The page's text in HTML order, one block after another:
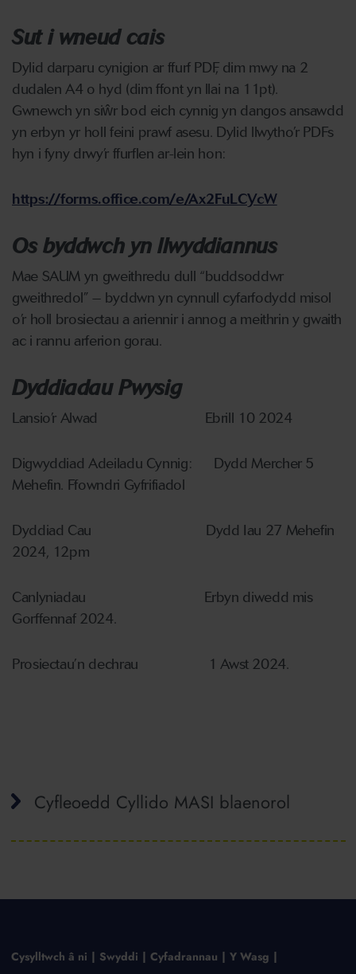
Sut i wneud cais
Dylid darparu cynigion ar ffurf PDF, dim mwy na 2
dudalen A4 o hyd (dim ffont yn llai na 11pt).
Gwnewch yn siŵr bod eich cynnig yn dangos ansawdd
yn erbyn yr holl feini prawf asesu. Dylid llwytho’r PDFs
hyn i fyny drwy’r ffurflen ar-lein hon:
https://forms.office.com/e/Ax2FuLCYcW
Os byddwch yn llwyddiannus
Mae SAUM yn gweithredu dull “buddsoddwr
gweithredol” – byddwn yn cynnull cyfarfodydd misol
o’r holl brosiectau a ariennir i annog a meithrin y gwaith
ac i rannu arferion gorau.
Dyddiadau Pwysig
Lansio’r Alwad Ebrill 10 2024
Digwyddiad Adeiladu Cynnig: Dydd Mercher 5
Mehefin. Ffowndri Gyfrifiadol
Dyddiad Cau Dydd Iau 27 Mehefin
2024, 12pm
Canlyniadau Erbyn diwedd mis
Gorffennaf 2024.
Prosiectau’n dechrau 1 Awst 2024.
Cyfleoedd Cyllido MASI blaenorol
Cysylltwch â ni Swyddi Cyfadrannau Y Wasg